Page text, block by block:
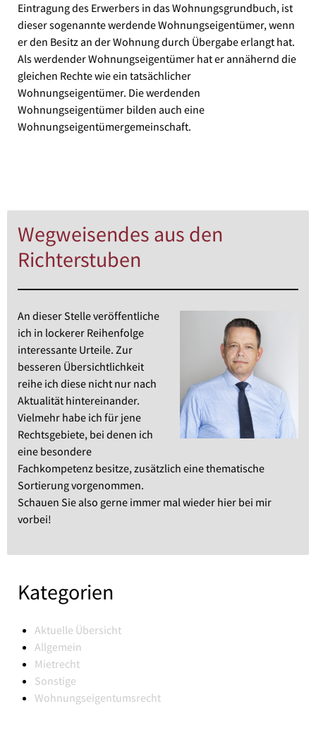
Eintragung des Erwerbers in das Wohnungsgrundbuch, ist
dieser sogenannte werdende Wohnungseigentümer, wenn
er den Besitz an der Wohnung durch Übergabe erlangt hat.
Als werdender Wohnungseigentümer hat er annähernd die
gleichen Rechte wie ein tatsächlicher
Wohnungseigentümer. Die werdenden
Wohnungseigentümer bilden auch eine
Wohnungseigentümergemeinschaft.
Wegweisendes aus den
Richterstuben
An dieser Stelle veröffentliche
ich in lockerer Reihenfolge
interessante Urteile. Zur
besseren Übersichtlichkeit
reihe ich diese nicht nur nach
Aktualität hintereinander.
Vielmehr habe ich für jene
Rechtsgebiete, bei denen ich
eine besondere
Fachkompetenz besitze, zusätzlich eine thematische
Sortierung vorgenommen.
Schauen Sie also gerne immer mal wieder hier bei mir
vorbei!
Kategorien
Aktuelle Übersicht
Allgemein
Mietrecht
Sonstige
Wohnungseigentumsrecht